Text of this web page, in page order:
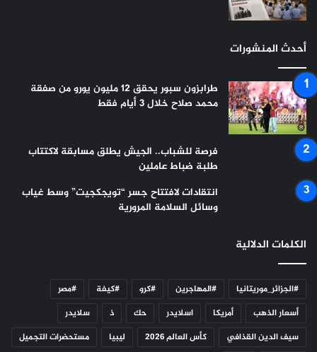
أحدث المنشورات
طرابزون سبور يحقق 12 مليون يورو من صفقة
محمد صلاح خلال 3 أيام فقط
فرصة للشباب.. الجيش يطلق مسابقة لاكتتاب
طلبة ضباط عاملين
انتقادات لافتتاح جسر “تويجكجيت” وسط غياب
وسائل السلامة المرورية
الكلمات الدلالية
#الجزائر_موريتانيا #المهاجرين #كرو #كيفة
#مصر
أسعار الذهب
أمريكا اسلايدر حك ذ
سلايدر
سيف الدين القذافي
كأس العالم 2026 ليبيا
مستحضرات التجميل